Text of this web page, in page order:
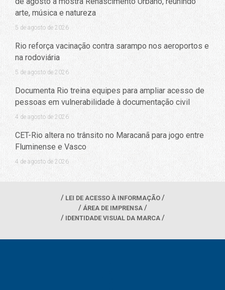
arte, música e natureza
5 de agosto de 2026
Rio reforça vacinação contra sarampo nos aeroportos e
na rodoviária
5 de agosto de 2026
Documenta Rio treina equipes para ampliar acesso de
pessoas em vulnerabilidade à documentação civil
4 de agosto de 2026
CET-Rio altera no trânsito no Maracanã para jogo entre
Fluminense e Vasco
4 de agosto de 2026
LEI DE ACESSO À INFORMAÇÃO
ÁREA DE IMPRENSA
IDENTIDADE VISUAL DA MARCA